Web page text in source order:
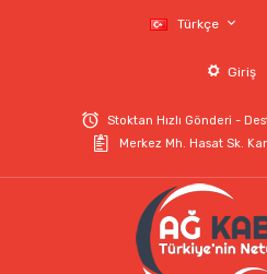
Türkçe
Giriş
Stoktan Hızlı Gönderi -
Merkez Mh. Hasat Sk.